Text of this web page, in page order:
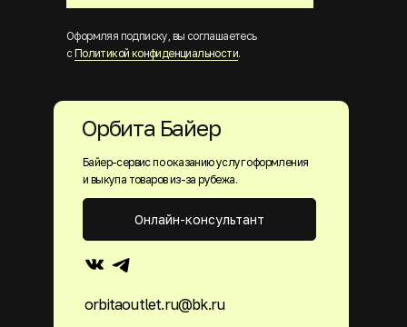
Оформляя подписку, вы соглашаетесь
с Политикой конфиденциальности.
Байер-сервис по оказанию услуг оформления
и выкупа товаров из-за рубежа.
orbitaoutlet.ru@bk.ru
Онлайн-консультант
Орбита Байер